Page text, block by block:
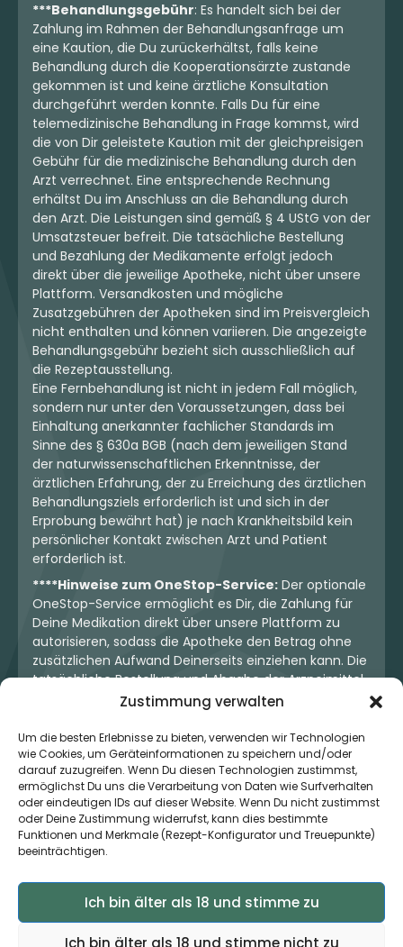
Zustimmung verwalten
Um die besten Erlebnisse zu bieten, verwenden wir Technologien
wie Cookies, um Geräteinformationen zu speichern und/oder
darauf zuzugreifen. Wenn Du diesen Technologien zustimmst,
ermöglichst Du uns die Verarbeitung von Daten wie Surfverhalten
oder eindeutigen IDs auf dieser Website. Wenn Du nicht zustimmst
oder Deine Zustimmung widerrufst, kann dies bestimmte
Funktionen und Merkmale (Rezept-Konfigurator und Treuepunkte)
beeinträchtigen.
Ich bin älter als 18 und stimme zu
Ich bin älter als 18 und stimme nicht zu
***Behandlungsgebühr: Es handelt sich bei der
Zahlung im Rahmen der Behandlungsanfrage um
eine Kaution, die Du zurückerhältst, falls keine
Behandlung durch die Kooperationsärzte zustande
gekommen ist und keine ärztliche Konsultation
durchgeführt werden konnte. Falls Du für eine
telemedizinische Behandlung in Frage kommst, wird
die von Dir geleistete Kaution mit der gleichpreisigen
Gebühr für die medizinische Behandlung durch den
Arzt verrechnet. Eine entsprechende Rechnung
erhältst Du im Anschluss an die Behandlung durch
den Arzt. Die Leistungen sind gemäß § 4 UStG von der
Umsatzsteuer befreit. Die tatsächliche Bestellung
und Bezahlung der Medikamente erfolgt jedoch
direkt über die jeweilige Apotheke, nicht über unsere
Plattform. Versandkosten und mögliche
Zusatzgebühren der Apotheken sind im Preisvergleich
nicht enthalten und können variieren. Die angezeigte
Behandlungsgebühr bezieht sich ausschließlich auf
die Rezeptausstellung.
Eine Fernbehandlung ist nicht in jedem Fall möglich,
sondern nur unter den Voraussetzungen, dass bei
Einhaltung anerkannter fachlicher Standards im
Sinne des § 630a BGB (nach dem jeweiligen Stand
der naturwissenschaftlichen Erkenntnisse, der
ärztlichen Erfahrung, der zu Erreichung des ärztlichen
Behandlungsziels erforderlich ist und sich in der
Erprobung bewährt hat) je nach Krankheitsbild kein
persönlicher Kontakt zwischen Arzt und Patient
erforderlich ist.
****Hinweise zum OneStop-Service: Der optionale
OneStop-Service ermöglicht es Dir, die Zahlung für
Deine Medikation direkt über unsere Plattform zu
autorisieren, sodass die Apotheke den Betrag ohne
zusätzlichen Aufwand Deinerseits einziehen kann. Die
tatsächliche Bestellung und Abgabe der Arzneimittel
erfolgt jedoch ausschließlich über die jeweilige
Dir und der Apotheke. Unser OneStop-Service stellt
kein pharmazeutisches Angebot dar, sondern dient
lediglich der komfortablen Zahlungsabwicklung. Die
Nutzung ist freiwillig und hat keinerlei Einfluss auf die
ärztliche Therapieentscheidung oder die Wahl der
verschriebenen Medikation. Apotheken sind rechtlich
unabhängig und unterliegen den gesetzlichen
© 2026 MedCanOneStop (MCOS GmbH) - Alle Rechte